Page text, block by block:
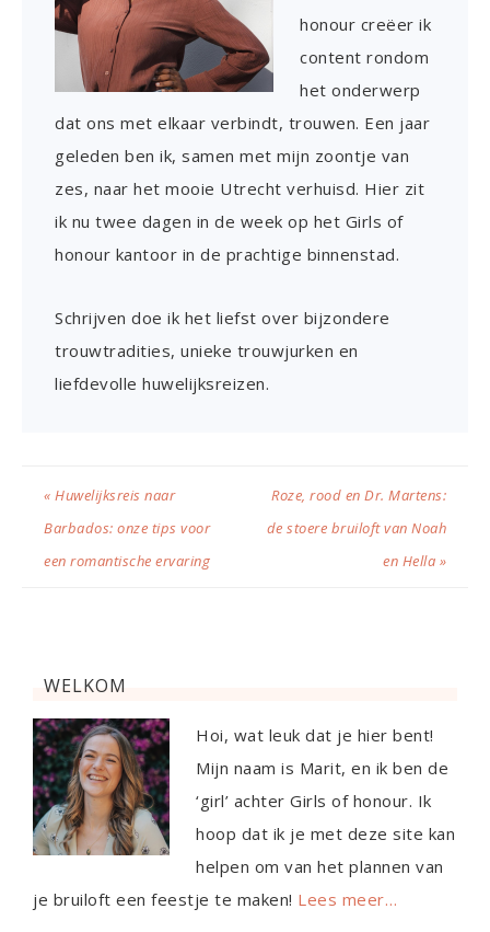
honour creëer ik
content rondom
het onderwerp
dat ons met elkaar verbindt, trouwen. Een jaar
geleden ben ik, samen met mijn zoontje van
zes, naar het mooie Utrecht verhuisd. Hier zit
ik nu twee dagen in de week op het Girls of
honour kantoor in de prachtige binnenstad.
Schrijven doe ik het liefst over bijzondere
trouwtradities, unieke trouwjurken en
liefdevolle huwelijksreizen.
« Huwelijksreis naar
Barbados: onze tips voor
een romantische ervaring
Roze, rood en Dr. Martens:
de stoere bruiloft van Noah
en Hella »
WELKOM
Hoi, wat leuk dat je hier bent!
Mijn naam is Marit, en ik ben de
‘girl’ achter Girls of honour. Ik
hoop dat ik je met deze site kan
helpen om van het plannen van
je bruiloft een feestje te maken! Lees meer…